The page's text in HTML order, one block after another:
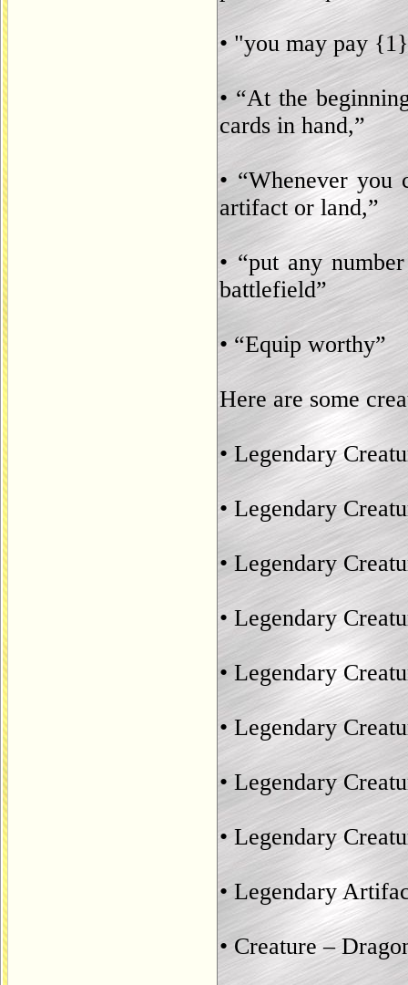
• "you may pay
• “At the
cards in hand,”
• “Whenever you
artifact or land,”
• “put any
battlefield”
• “Equip worthy”
Here are some
• Legendary
• Legendary
• Legendary
• Legendary
• Legendary
• Legendary
• Legendary
• Legendary
• Legendary
• Creature –